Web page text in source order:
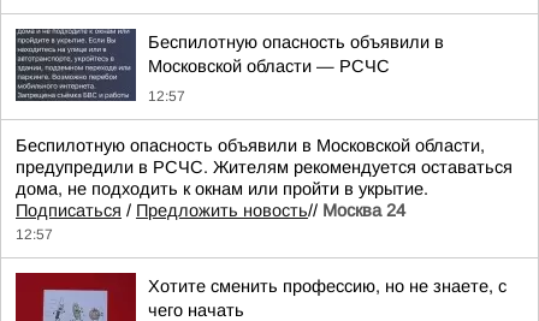
Беспилотную опасность объявили в
Московской области — РСЧС
12:57
Беспилотную опасность объявили в Московской области,
предупредили в РСЧС. Жителям рекомендуется оставаться
дома, не подходить к окнам или пройти в укрытие.
Подписаться / Предложить новость// Москва 24
12:57
Хотите сменить профессию, но не знаете, с
чего начать